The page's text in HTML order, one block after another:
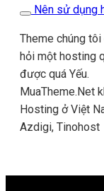
Nên sử dụng
Theme chúng
hỏi một hosting
được quá Yếu.
MuaTheme.Net
Hosting ở Việt
Azdigi, Tinohost